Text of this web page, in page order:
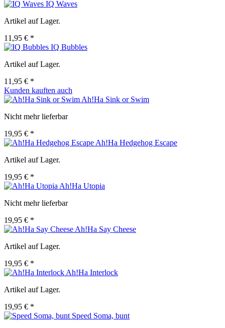
IQ Waves
Artikel auf Lager.
11,95 € *
IQ Bubbles
Artikel auf Lager.
11,95 € *
Kunden kauften auch
Ah!Ha Sink or Swim
Nicht mehr lieferbar
19,95 € *
Ah!Ha Hedgehog Escape
Artikel auf Lager.
19,95 € *
Ah!Ha Utopia
Nicht mehr lieferbar
19,95 € *
Ah!Ha Say Cheese
Artikel auf Lager.
19,95 € *
Ah!Ha Interlock
Artikel auf Lager.
19,95 € *
Speed Soma, bunt